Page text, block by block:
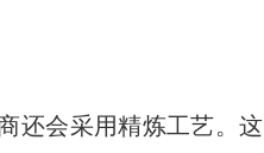
还会采用精炼工艺。这